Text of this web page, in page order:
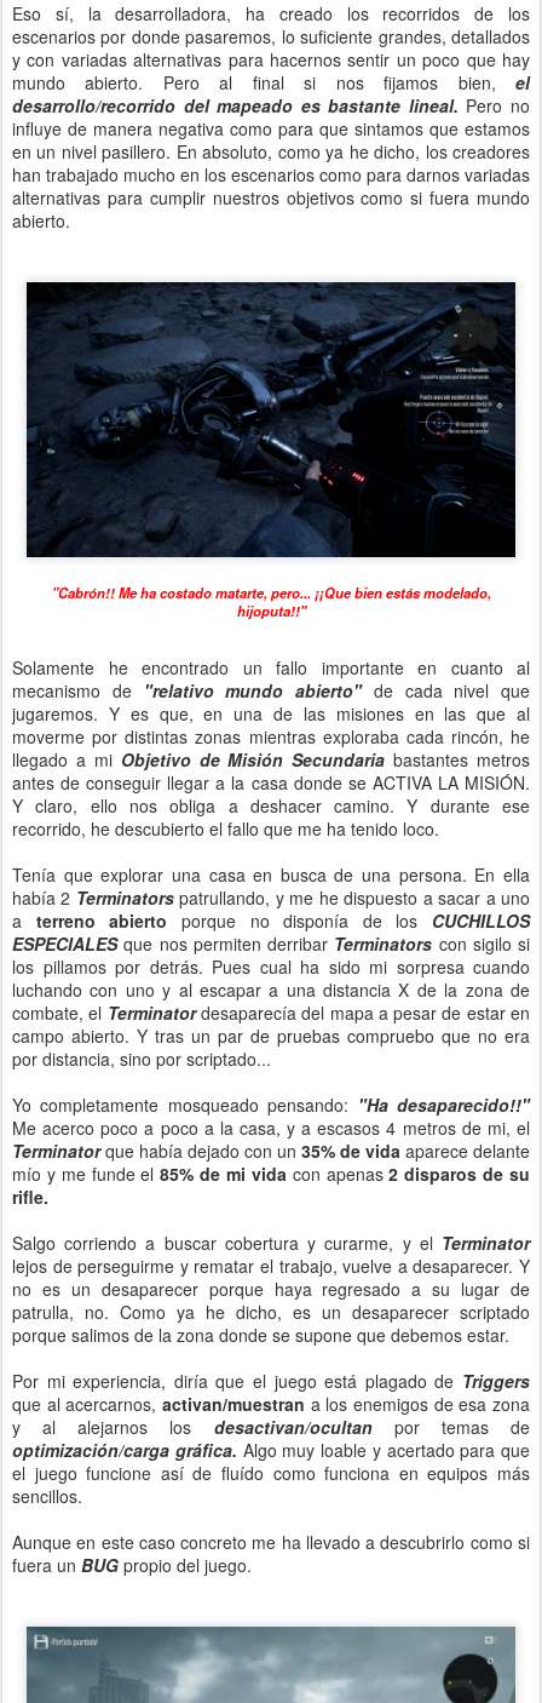
Eso sí, la desarrolladora, ha creado los recorridos de los
escenarios por donde pasaremos, lo suficiente grandes, detallados
y con variadas alternativas para hacernos sentir un poco que hay
mundo abierto. Pero al final si nos fijamos bien, el
desarrollo/recorrido del mapeado es bastante lineal. Pero no
influye de manera negativa como para que sintamos que estamos
en un nivel pasillero. En absoluto, como ya he dicho, los creadores
han trabajado mucho en los escenarios como para darnos variadas
alternativas para cumplir nuestros objetivos como si fuera mundo
abierto.
"Cabrón!! Me ha costado matarte, pero... ¡¡Que bien estás modelado,
hijoputa!!"
Solamente he encontrado un fallo importante en cuanto al
mecanismo de "relativo mundo abierto"de cada nivel que
jugaremos. Y es que, en una de las misiones en las que al
moverme por distintas zonas mientras exploraba cada rincón, he
llegado a mi Objetivo de Misión Secundariabastantes metros
antes de conseguir llegar a la casa donde se ACTIVA LA MISIÓN.
Y claro, ello nos obliga a deshacer camino. Y durante ese
recorrido, he descubierto el fallo que me ha tenido loco.
Tenía que explorar una casa en busca de una persona. En ella
había 2 Terminatorspatrullando, y me he dispuesto a sacar a uno
a terreno abierto porque no disponía de los CUCHILLOS
ESPECIALESque nos permiten derribar Terminators con sigilo si
los pillamos por detrás. Pues cual ha sido mi sorpresa cuando
luchando con uno y al escapar a una distancia X de la zona de
combate, el Terminatordesaparecía del mapa a pesar de estar en
campo abierto. Y tras un par de pruebas compruebo que no era
por distancia, sino por scriptado...
Yo completamente mosqueado pensando: "Ha desaparecido!!"
Me acerco poco a poco a la casa, y a escasos 4 metros de mi, el
Terminatorque había dejado con un 35% de vida aparece delante
mío y me funde el85% de mi vidacon apenas2 disparos de su
rifle.
Salgo corriendo a buscar cobertura y curarme, y el Terminator
lejos de perseguirme y rematar el trabajo, vuelve a desaparecer. Y
no es un desaparecer porque haya regresado a su lugar de
patrulla, no. Como ya he dicho, es un desaparecer scriptado
porque salimos de la zona donde se supone que debemos estar.
Por mi experiencia, diría que el juego está plagado de Triggers
que al acercarnos, activan/muestran a los enemigos de esa zona
y al alejarnos los desactivan/ocultan por temas de
optimización/carga gráfica. Algo muy loable y acertado para que
el juego funcione así de fluído como funciona en equipos más
sencillos.
Aunque en este caso concreto me ha llevado a descubrirlo como si
fuera un BUG propio del juego.